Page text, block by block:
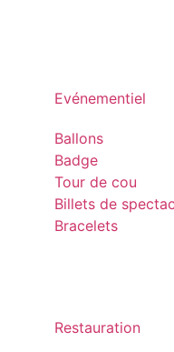
Evénementiel
Ballons
Badge
Tour de cou
Billets de
Bracelets
Restauration